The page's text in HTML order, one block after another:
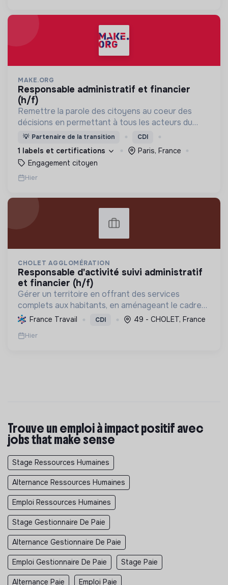
MAKE.ORG
responsable administratif et financier
(h/f)
Remettre la parole des citoyens au coeur des
décisions en permettant à tous les acteurs du
changement (citoyens, entreprises, institutions..)
de collaborer grâce à une plateforme numérique
💡 Partenaire de la transition CDI
1 labels et certifications
Paris, France
Engagement citoyen
Hier
CHOLET AGGLOMÉRATION
responsable d'activité suivi administratif
et financier (h/f)
Gérer un territoire en offrant des services
complets aux habitants, en aménageant le cadre
de vie et en promouvant une transition écologique
et sociale durable, via des politiques ambitieuses.
France Travail CDI 49 - CHOLET, France
Hier
Trouve un emploi à impact positif avec
jobs that make sense
Stage Ressources Humaines
Alternance Ressources Humaines
Emploi Ressources Humaines
Stage Gestionnaire De Paie
Alternance Gestionnaire De Paie
Emploi Gestionnaire De Paie Stage Paie
Alternance Paie Emploi Paie